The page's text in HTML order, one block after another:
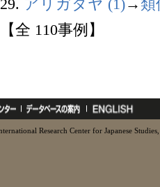
29. アリガタヤ (1)→ 類
【全 110事例】
Research Center for Japanese